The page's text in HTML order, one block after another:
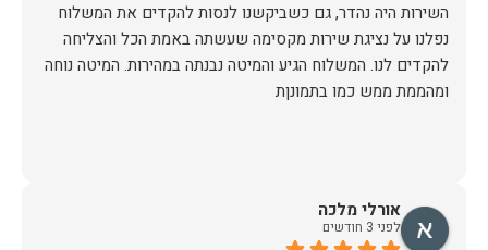
השירות היה נהדר, גם כשביקשנו לנסות להקדים את המשלוח
נפלנו על נציגת שירות מקסימה שעשתה באמת הכל והצליחה
להקדים לנו. המשלוח הגיע והמיטה נבנתה במהירות. המיטה נוחה
ומהממת ממש כמו בתמונןת
אורלי מלכה
לפני 3 חודשים